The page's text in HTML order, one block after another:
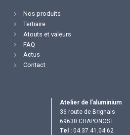
Nos produits
Tertiaire
Atouts et valeurs
FAQ
Actus
Contact
Atelier de l’aluminium
36 route de Brignais
69630 CHAPONOST
Tel : 04.37.41.04.62